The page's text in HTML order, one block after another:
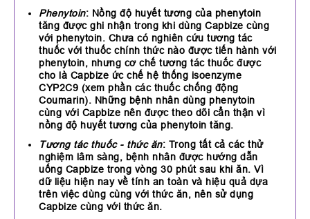
Phenytoin: Nồng độ huyết tương của phenytoin
tăng được ghi nhận trong khi dùng Capbize cùng
với phenytoin. Chưa có nghiên cứu tương tác
thuốc với thuốc chính thức nào được tiến hành với
phenytoin, nhưng cơ chế tương tác thuốc được
cho là Capbize ức chế hệ thống isoenzyme
CYP2C9 (xem phần các thuốc chống động
Coumarin). Những bệnh nhân dùng phenytoin
cùng với Capbize nên được theo dõi cẩn thận vì
nồng độ huyết tương của phenytoin tăng.
Tương tác thuốc - thức ăn: Trong tất cả các thử
nghiệm lâm sàng, bệnh nhân được hướng dẫn
uống Capbize trong vòng 30 phút sau khi ăn. Vì
dữ liệu hiện nay về tính an toàn và hiệu quả dựa
trên việc dùng cùng với thức ăn, nên sử dụng
Capbize cùng với thức ăn.